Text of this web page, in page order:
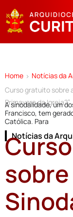
Home > Notícias da
Curso gratuito sobre
Primavera da Igreja?”
A sinodalidade, um
Francisco, tem
Católica. Para
Notícias da
sobre